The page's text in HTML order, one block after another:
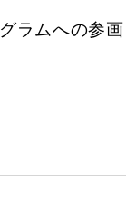
ラムへの参